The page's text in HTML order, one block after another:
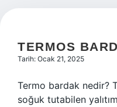
TERMOS
Tarih: Ocak 21, 2025
Termo bardak nedir?
soğuk tutabilen